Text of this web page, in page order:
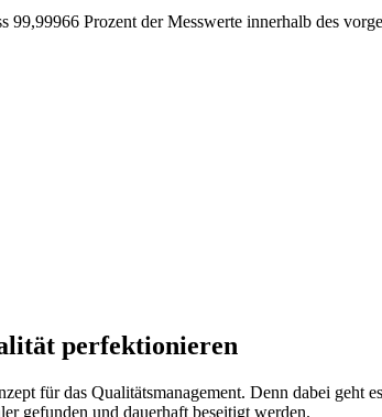
Prozent der Messwerte innerhalb des
perfektionieren
für das Qualitätsmanagement. Denn dabei geht
gefunden und dauerhaft beseitigt werden.